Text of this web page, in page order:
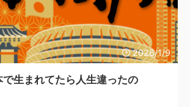
2026/1/9
生まれてたら人生違ったの